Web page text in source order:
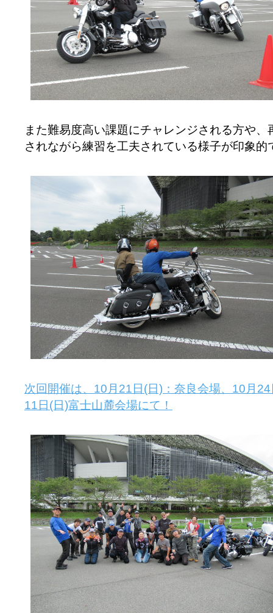
また難易度高い課題にチャレンジされる方や
されながら練習を工夫されている様子が印象的
次回開催は、10月21日(日)：奈良会場、10月
11日(日)富士山麓会場にて！